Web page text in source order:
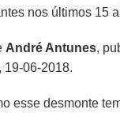
nos últimos 15
André Antunes,
, 19-06-2018.
esse desmonte